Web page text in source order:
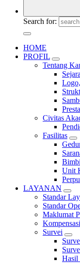
Search for:
HOME
PROFIL
Tentang
Civitas
Fasilitas
Unit
LAYANAN
Standar
Standar
Maklumat
Survei
Hasil